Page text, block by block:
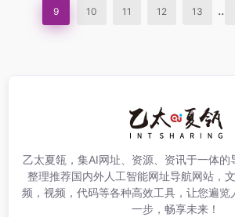
9 10 11 12 13 ..
乙太夏瓴，集AI网址、资源、资讯于一体的
整理推荐国内外人工智能网址导航网站，
频，视频，代码等各种高效工具，让您遍览
一步，畅享未来！